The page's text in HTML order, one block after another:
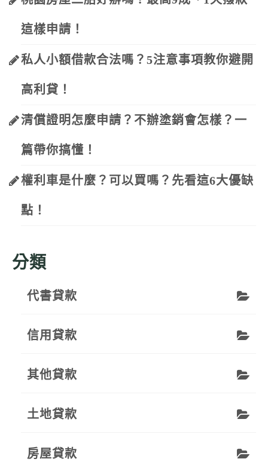
這樣申請！
私人小額借款合法嗎？5注意事項教你避開
高利貸！
清償證明怎麼申請？不辦塗銷會怎樣？一
篇帶你搞懂！
權利車是什麼？可以買嗎？先看這6大優缺
點！
分類
代書貸款
信用貸款
其他貸款
土地貸款
房屋貸款